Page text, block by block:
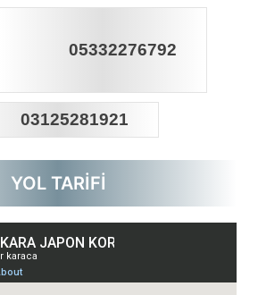
05332276792
03125281921
YOL TARİFİ